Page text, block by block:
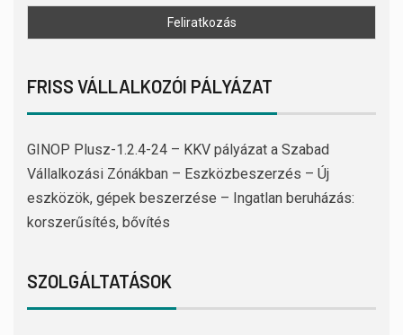
FRISS VÁLLALKOZÓI PÁLYÁZAT
GINOP Plusz-1.2.4-24 – KKV pályázat a Szabad
Vállalkozási Zónákban – Eszközbeszerzés – Új
eszközök, gépek beszerzése – Ingatlan beruházás:
korszerűsítés, bővítés
SZOLGÁLTATÁSOK